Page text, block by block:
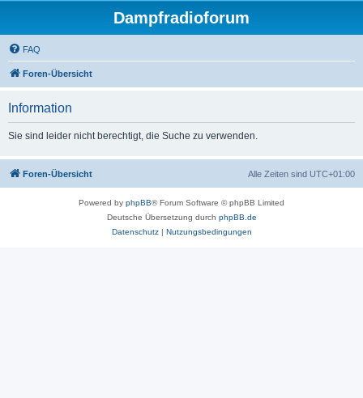
Dampfradioforum
FAQ
Foren-Übersicht
Information
Sie sind leider nicht berechtigt, die Suche zu verwenden.
Foren-Übersicht Alle Zeiten sind UTC+01:00
Powered by phpBB® Forum Software © phpBB Limited
Deutsche Übersetzung durch phpBB.de
Datenschutz| Nutzungsbedingungen